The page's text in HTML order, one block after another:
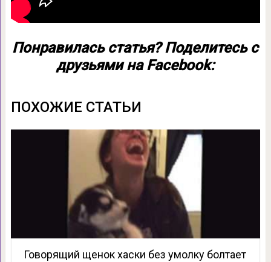
Понравилась статья? Поделитесь с
друзьями на Facebook:
ПОХОЖИЕ СТАТЬИ
Говорящий щенок хаски без умолку болтает